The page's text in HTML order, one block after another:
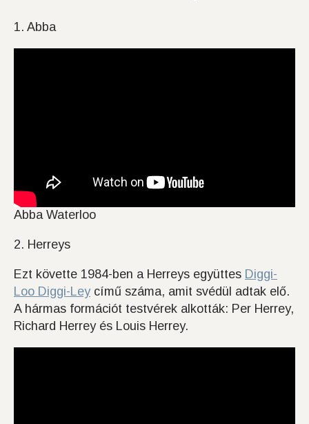
1. Abba
Abba Waterloo
2. Herreys
Ezt követte 1984-ben a Herreys együttes Diggi-
Loo Diggi-Leycímű száma, amit svédül adtak elő.
A hármas formációt testvérek alkották: Per Herrey,
Richard Herrey és Louis Herrey.